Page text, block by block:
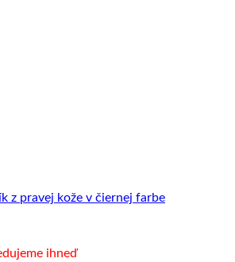
z pravej kože v čiernej farbe
ihneď